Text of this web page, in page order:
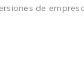
de